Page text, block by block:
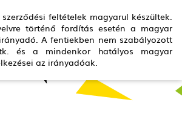
feltételek magyarul készültek.
történő fordítás esetén a magyar
A fentiekben nem szabályozott
és a mindenkor hatályos magyar
az irányadóak.